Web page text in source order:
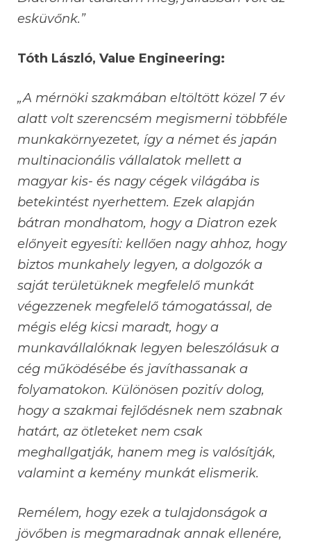
esküvőnk.”
Tóth László, Value Engineering:
„A mérnöki szakmában eltöltött közel 7 év
alatt volt szerencsém megismerni többféle
munkakörnyezetet, így a német és japán
multinacionális vállalatok mellett a
magyar kis- és nagy cégek világába is
betekintést nyerhettem. Ezek alapján
bátran mondhatom, hogy a Diatron ezek
előnyeit egyesíti: kellően nagy ahhoz, hogy
biztos munkahely legyen, a dolgozók a
saját területüknek megfelelő munkát
végezzenek megfelelő támogatással, de
mégis elég kicsi maradt, hogy a
munkavállalóknak legyen beleszólásuk a
cég működésébe és javíthassanak a
folyamatokon. Különösen pozitív dolog,
hogy a szakmai fejlődésnek nem szabnak
határt, az ötleteket nem csak
meghallgatják, hanem meg is valósítják,
valamint a kemény munkát elismerik.
Remélem, hogy ezek a tulajdonságok a
jövőben is megmaradnak annak ellenére,